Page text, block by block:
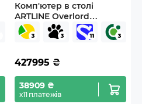
Комп'ютер в столі
ARTLINE Overlord
DESKPro Windows 11 Pro
(DESKProv15Win)
427995 ₴
38909 ₴
х11 платежів